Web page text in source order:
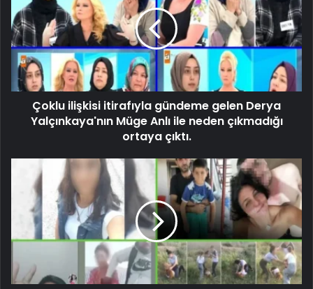
Çoklu ilişkisi itirafıyla gündeme gelen Derya
Yalçınkaya'nın Müge Anlı ile neden çıkmadığı
ortaya çıktı.